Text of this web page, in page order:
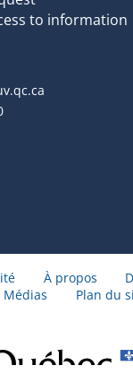
to information
À propos
Médias
Plan du